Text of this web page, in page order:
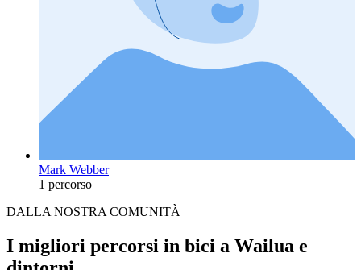
Mark Webber
1 percorso
DALLA NOSTRA COMUNITÀ
I migliori percorsi in bici a Wailua e